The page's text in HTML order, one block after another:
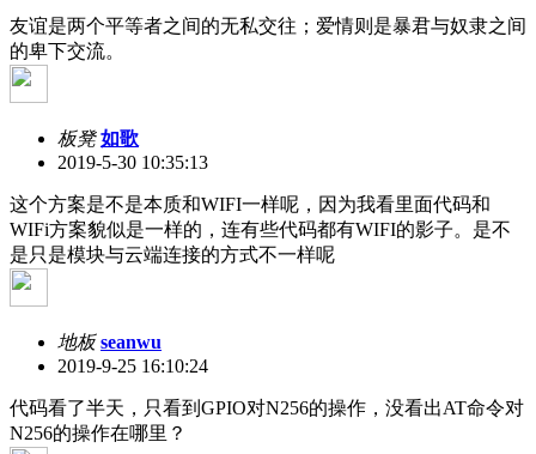
友谊是两个平等者之间的无私交往；爱情则是暴君与奴隶之间
的卑下交流。
板凳 如歌
2019-5-30 10:35:13
这个方案是不是本质和WIFI一样呢，因为我看里面代码和
WIFi方案貌似是一样的，连有些代码都有WIFI的影子。是不
是只是模块与云端连接的方式不一样呢
地板 seanwu
2019-9-25 16:10:24
代码看了半天，只看到GPIO对N256的操作，没看出AT命令对
N256的操作在哪里？